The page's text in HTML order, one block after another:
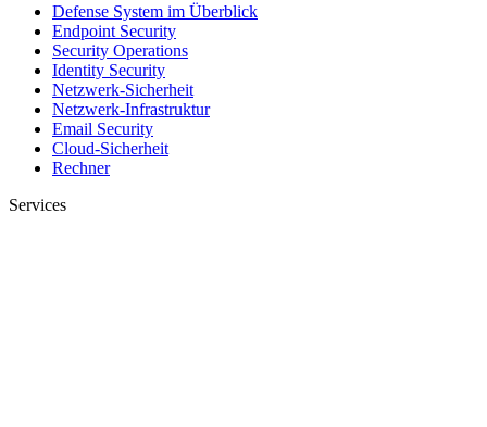
Defense System im Überblick
Endpoint Security
Security Operations
Identity Security
Netzwerk-Sicherheit
Netzwerk-Infrastruktur
Email Security
Cloud-Sicherheit
Rechner
Services